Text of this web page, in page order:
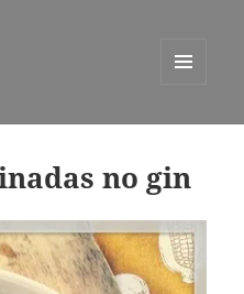
WIDGETS
no gin